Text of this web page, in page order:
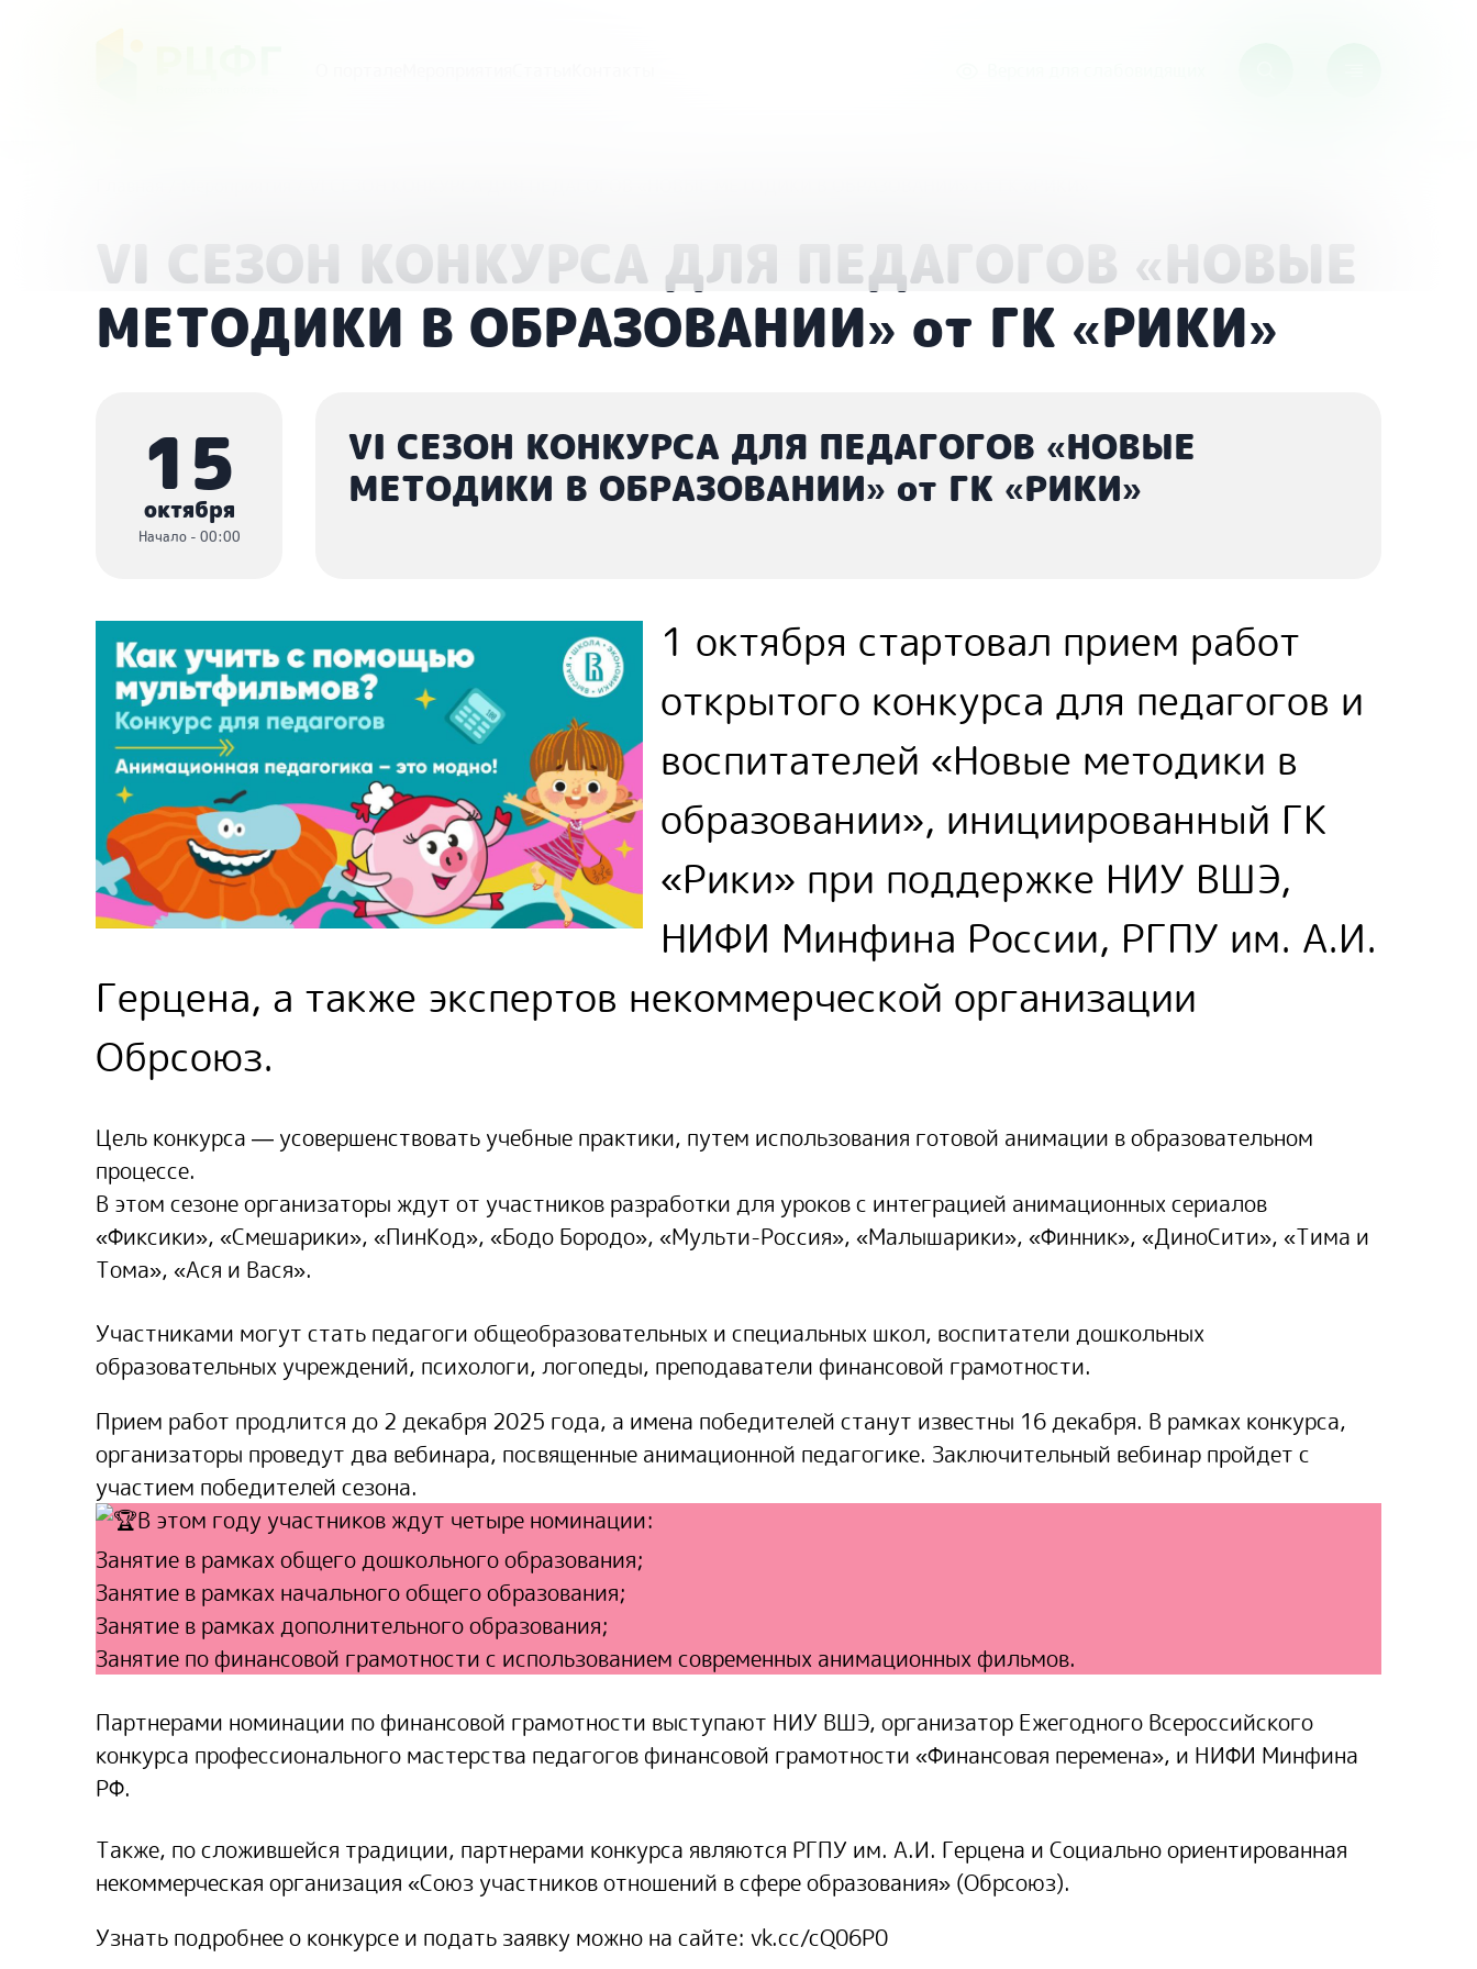
VI СЕЗОН КОНКУРСА ДЛЯ ПЕДАГОГОВ «НОВЫЕ
МЕТОДИКИ В ОБРАЗОВАНИИ» от ГК «РИКИ»
15
октября
Начало - 00:00
VI СЕЗОН КОНКУРСА ДЛЯ ПЕДАГОГОВ «НОВЫЕ
МЕТОДИКИ В ОБРАЗОВАНИИ» от ГК «РИКИ»
1 октября стартовал прием работ
открытого конкурса для педагогов и
воспитателей «Новые методики в
образовании», инициированный ГК
«Рики» при поддержке НИУ ВШЭ,
НИФИ Минфина России, РГПУ им. А.И.
Герцена, а также экспертов некоммерческой организации
Обрсоюз.
Цель конкурса — усовершенствовать учебные практики, путем использования готовой анимации в образовательном
процессе.
В этом сезоне организаторы ждут от участников разработки для уроков с интеграцией анимационных сериалов
«Фиксики», «Смешарики», «ПинКод», «Бодо Бородо», «Мульти-Россия», «Малышарики», «Финник», «ДиноСити», «Тима и
Тома», «Ася и Вася».
Участниками могут стать педагоги общеобразовательных и специальных школ, воспитатели дошкольных
образовательных учреждений, психологи, логопеды, преподаватели финансовой грамотности.
Прием работ продлится до 2 декабря 2025 года, а имена победителей станут известны 16 декабря. В рамках конкурса,
организаторы проведут два вебинара, посвященные анимационной педагогике. Заключительный вебинар пройдет с
участием победителей сезона.
В этом году участников ждут четыре номинации:
Занятие в рамках общего дошкольного образования;
Занятие в рамках начального общего образования;
Занятие в рамках дополнительного образования;
Занятие по финансовой грамотности с использованием современных анимационных фильмов.
Партнерами номинации по финансовой грамотности выступают НИУ ВШЭ, организатор Ежегодного Всероссийского
конкурса профессионального мастерства педагогов финансовой грамотности «Финансовая перемена», и НИФИ Минфина
РФ.
Также, по сложившейся традиции, партнерами конкурса являются РГПУ им. А.И. Герцена и Социально ориентированная
некоммерческая организация «Союз участников отношений в сфере образования» (Обрсоюз).
Узнать подробнее о конкурсе и подать заявку можно на сайте: vk.cc/cQ06P0